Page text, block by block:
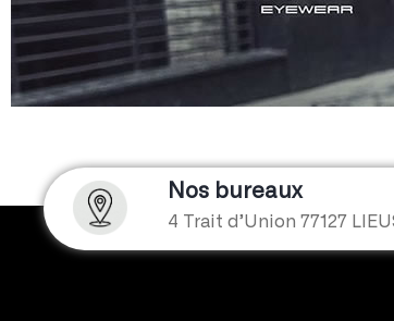
Nos bureaux
4 Trait d’Union 77127